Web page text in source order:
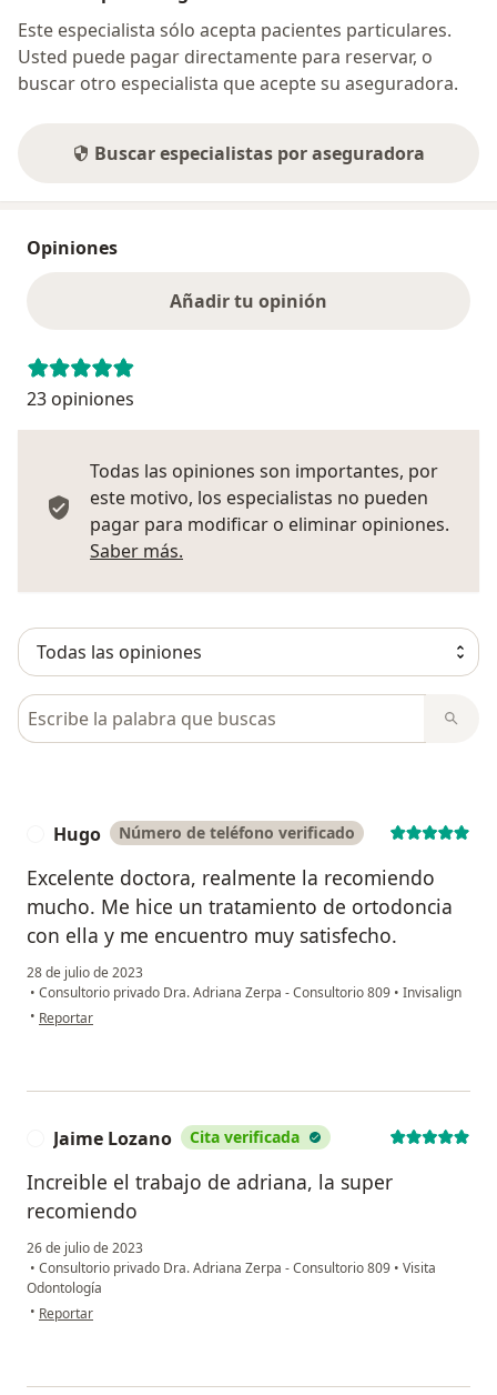
Este especialista sólo acepta pacientes particulares.
Usted puede pagar directamente para reservar, o
buscar otro especialista que acepte su aseguradora.
Buscar especialistas por aseguradora
Opiniones
Añadir tu opinión
23 opiniones
Todas las opiniones son importantes, por
este motivo, los especialistas no pueden
pagar para modificar o eliminar opiniones.
Saber más.
Busca en opiniones
Hugo Número de teléfono verificado
Excelente doctora, realmente la recomiendo
mucho. Me hice un tratamiento de ortodoncia
con ella y me encuentro muy satisfecho.
28 de julio de 2023
• Consultorio privado Dra. Adriana Zerpa - Consultorio 809 • Invisalign
• en opinión del usuario Hugo
Reportar
Jaime Lozano Cita verificada
Increible el trabajo de adriana, la super
recomiendo
26 de julio de 2023
• Consultorio privado Dra. Adriana Zerpa - Consultorio 809 • Visita
Odontología
• en opinión del usuario Jaime Lozano
Reportar